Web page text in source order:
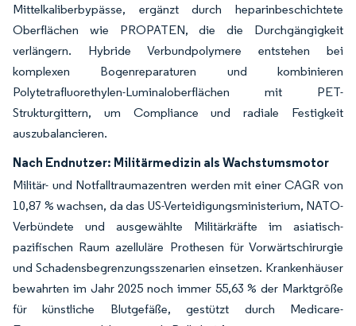
Mittelkaliberbypässe, ergänzt durch heparinbeschichtete
Oberflächen wie PROPATEN, die die Durchgängigkeit
verlängern. Hybride Verbundpolymere entstehen bei
komplexen Bogenreparaturen und kombinieren
Polytetrafluorethylen-Luminaloberflächen mit PET-
Strukturgittern, um Compliance und radiale Festigkeit
auszubalancieren.
Nach Endnutzer: Militärmedizin als Wachstumsmotor
Militär- und Notfalltraumazentren werden mit einer CAGR von
10,87 % wachsen, da das US-Verteidigungsministerium, NATO-
Verbündete und ausgewählte Militärkräfte im asiatisch-
pazifischen Raum azelluläre Prothesen für Vorwärtschirurgie
und Schadensbegrenzungsszenarien einsetzen. Krankenhäuser
bewahrten im Jahr 2025 noch immer 55,63 % der Marktgröße
für künstliche Blutgefäße, gestützt durch Medicare-